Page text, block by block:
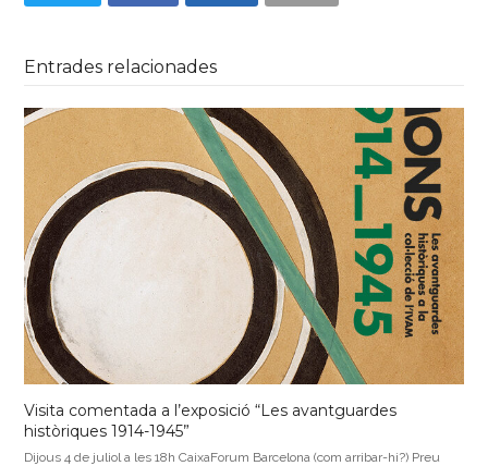
Entrades relacionades
Visita comentada a l’exposició “Les avantguardes
històriques 1914-1945”
Dijous 4 de juliol a les 18h CaixaForum Barcelona (com arribar-hi?) Preu